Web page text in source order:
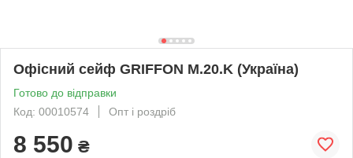
Офісний сейф GRIFFON M.20.K (Україна)
Готово до відправки
Код: 00010574
Опт і роздріб
8 550 ₴